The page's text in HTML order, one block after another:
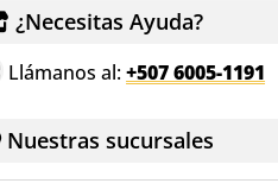
¿Necesitas Ayuda?
Llámanos al:+507 6005-1191
Nuestras sucursales